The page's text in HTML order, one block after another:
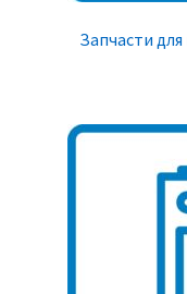
Запчасти